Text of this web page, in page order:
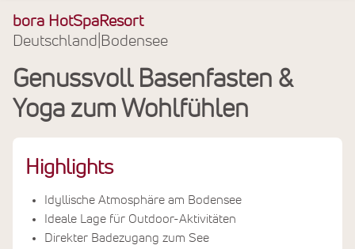
Überblick
Reiseinfos
Leistungen
Termine & Preise
bora HotSpaResort
Deutschland Bodensee
Genussvoll Basenfasten &
Yoga zum Wohlfühlen
Highlights
Idyllische Atmosphäre am Bodensee
Ideale Lage für Outdoor-Aktivitäten
Direkter Badezugang zum See